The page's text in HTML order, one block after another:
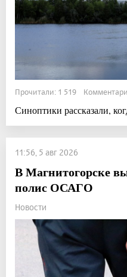
Прочитали: 1 519
Синоптики рассказали,
11:56, 5 авг 2026
В Магнитогорске
полис ОСАГО
Новости